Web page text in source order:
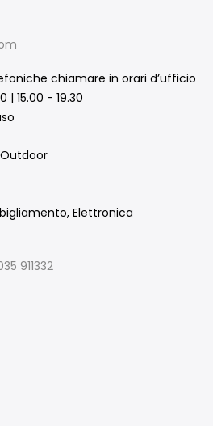
chiamare in orari d’ufficio
| 15.00 - 19.30
Elettronica
911332